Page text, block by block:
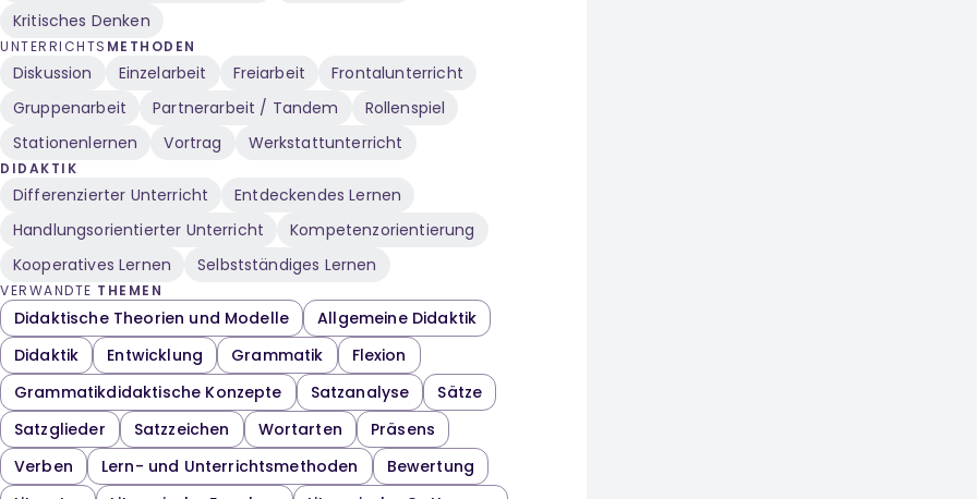
Kritisches Denken
UNTERRICHTS METHODEN
Diskussion Einzelarbeit Freiarbeit
Frontalunterricht
Gruppenarbeit
Partnerarbeit / Tandem
Rollenspiel
Stationenlernen
Vortrag Werkstattunterricht
DIDAKTIK
Differenzierter Unterricht
Entdeckendes Lernen
Handlungsorientierter Unterricht
Kompetenzorientierung
Kooperatives Lernen
Selbstständiges Lernen
VERWANDTE THEMEN
Didaktische Theorien und Modelle
Allgemeine Didaktik
Didaktik
Entwicklung Grammatik
Flexion
Grammatikdidaktische Konzepte
Satzanalyse
Sätze
Satzglieder
Satzzeichen Wortarten
Präsens
Verben
Lern- und Unterrichtsmethoden
Bewertung